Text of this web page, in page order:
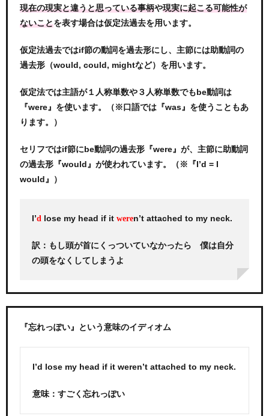
現在の現実と違うと思っている事柄や現実に起こる可能性が
ないことを表す場合は仮定法過去を用います。
仮定法過去ではif節の動詞を過去形にし、主節には助動詞の
過去形（would, could, mightなど）を用います。
仮定法では主語が１人称単数や３人称単数でもbe動詞は
『were』を使います。（※口語では『was』を使うこともあ
ります。）
セリフではif節にbe動詞の過去形『were』が、主節に助動詞
の過去形『would』が使われています。（※『I’d = I
would』）
I’d lose my head if it weren’t attached to my neck.
訳：もし頭が首にくっついていなかったら 僕は自分
の頭をなくしてしまうよ
『忘れっぽい』という意味のイディオム
I’d lose my head if it weren’t attached to my neck.
意味：すごく忘れっぽい